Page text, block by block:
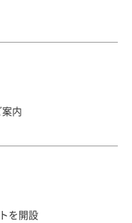
内
を開設